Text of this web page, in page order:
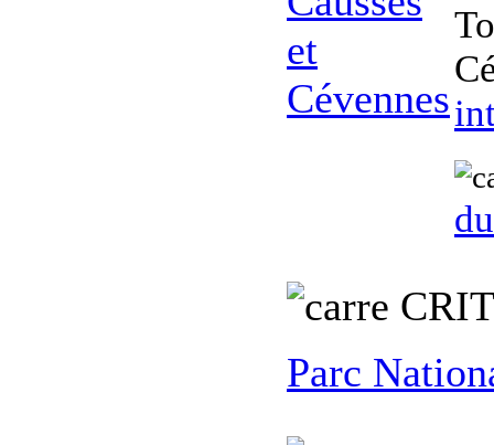
C
Parc